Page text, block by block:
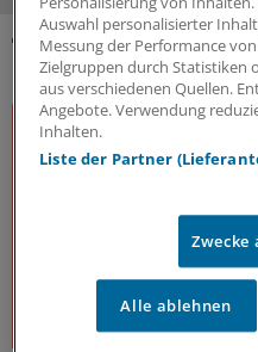
DAS KÖNNTE SIE
Auswahl personalisierter
Messung der Performance
Zielgruppen durch Statistiken
aus verschiedenen Quellen.
Angebote. Verwendung
Inhalten.
Liste der Partner
Zwecke
Alle ablehnen